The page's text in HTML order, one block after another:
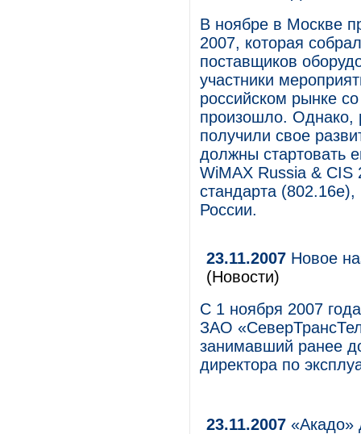
В ноябре в Москве
2007, которая
поставщиков
участники
российском рынке
произошло. Однако,
получили свое
должны стартовать
WiMAX Russia & CIS
стандарта
России.
23.11.2007 Новое
(Новости)
С 1 ноября 2007
ЗАО
занимавший ранее
директора по
23.11.2007 «Акадо»